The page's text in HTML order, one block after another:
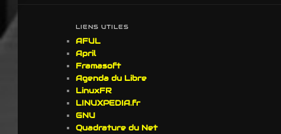
LIENS UTILES
AFUL
April
Framasoft
Agenda du Libre
LinuxFR
LINUXPEDIA.fr
GNU
Quadrature du Net